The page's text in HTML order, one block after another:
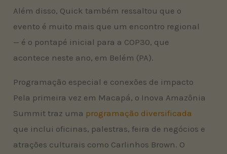
Além disso, Quick também ressaltou que o
evento é muito mais que um encontro regional
— é o pontapé inicial para a COP30, que
acontece neste ano, em Belém (PA).
Programação especial e conexões de impacto
Pela primeira vez em Macapá, o Inova Amazônia
Summit traz uma programação diversificada
que inclui oficinas, palestras, feira de negócios e
atrações culturais como Carlinhos Brown. O